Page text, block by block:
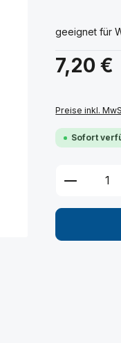
geeignet für
Regulärer Preis:
7,20 €
Preise inkl.
Sofort